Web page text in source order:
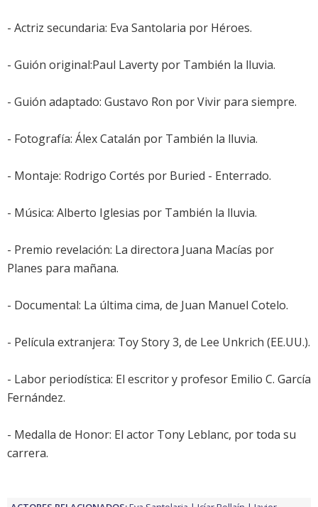
- Actriz secundaria: Eva Santolaria por Héroes.
- Guión original:Paul Laverty por También la lluvia.
- Guión adaptado: Gustavo Ron porVivir para siempre.
- Fotografía: Álex Catalán por También la lluvia.
- Montaje: Rodrigo Cortés por Buried - Enterrado.
- Música: Alberto Iglesias por También la lluvia.
- Premio revelación: La directora Juana Macías por
Planes para mañana.
- Documental: La última cima, de Juan Manuel Cotelo.
- Película extranjera: Toy Story 3, de Lee Unkrich (EE.UU.).
- Labor periodística: El escritor y profesor Emilio C. García
Fernández.
- Medalla de Honor: El actor Tony Leblanc, por toda su
carrera.